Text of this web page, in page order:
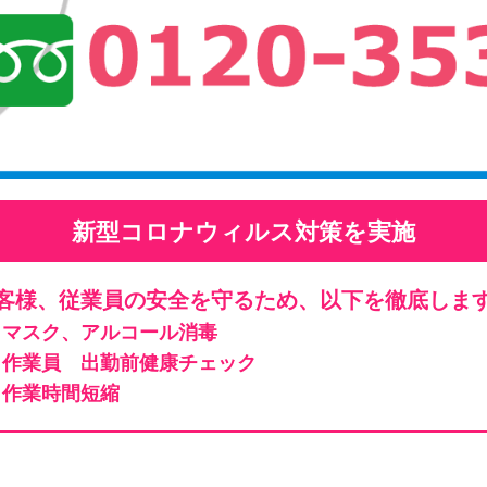
新型コロナウィルス対策を実施
様、従業員の安全を守るため、以下を徹底しま
マスク、アルコール消毒
作業員 出勤前健康チェック
作業時間短縮